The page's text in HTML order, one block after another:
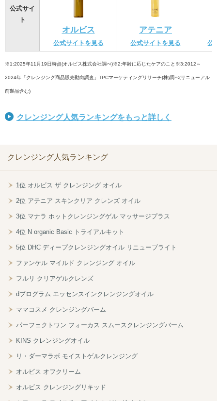
公式サイ
ト
オルビス
公式サイトを見る
アテニア
公式サイトを見る 公
※1:2025年11月19日時点(オルビス株式会社調べ)※2:年齢に応じたケアのこと※3:2012～
2024年「クレンジング商品販売動向調査」TPCマーケティングリサーチ(株)調べ(リニューアル
前製品含む)
クレンジング人気ランキングをもっと詳しく
クレンジング人気ランキング
1位 オルビス ザ クレンジング オイル
2位 アテニア スキンクリア クレンズ オイル
3位 マナラ ホットクレンジングゲル マッサージプラス
4位 N organic Basic トライアルキット
5位 DHC ディープクレンジングオイル リニューブライト
ファンケル マイルド クレンジング オイル
フルリ クリアゲルクレンズ
dプログラム エッセンスインクレンジングオイル
ママコスメ クレンジングバーム
パーフェクトワン フォーカス スムースクレンジングバーム
KINS クレンジングオイル
リ・ダーマラボ モイストゲルクレンジング
オルビス オフクリーム
オルビス クレンジングリキッド